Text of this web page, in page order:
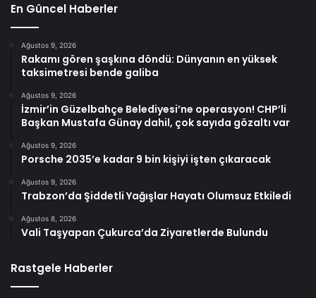
En Güncel Haberler
Ağustos 9, 2026
Rakamı gören şaşkına döndü: Dünyanın en yüksek
taksimetresi bende galiba
Ağustos 9, 2026
İzmir’in Güzelbahçe Belediyesi’ne operasyon! CHP’li
Başkan Mustafa Günay dahil, çok sayıda gözaltı var
Ağustos 9, 2026
Porsche 2035’e kadar 9 bin kişiyi işten çıkaracak
Ağustos 9, 2026
Trabzon’da Şiddetli Yağışlar Hayatı Olumsuz Etkiledi
Ağustos 8, 2026
Vali Taşyapan Çukurca’da Ziyaretlerde Bulundu
Rastgele Haberler